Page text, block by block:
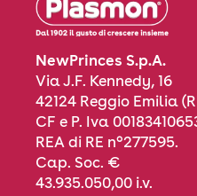
NewPrinces S.p.A.
Via J.F. Kennedy, 16
42124 Reggio Emilia
CF e P. Iva
REA di RE n°277595.
Cap. Soc. €
43.935.050,00 i.v.